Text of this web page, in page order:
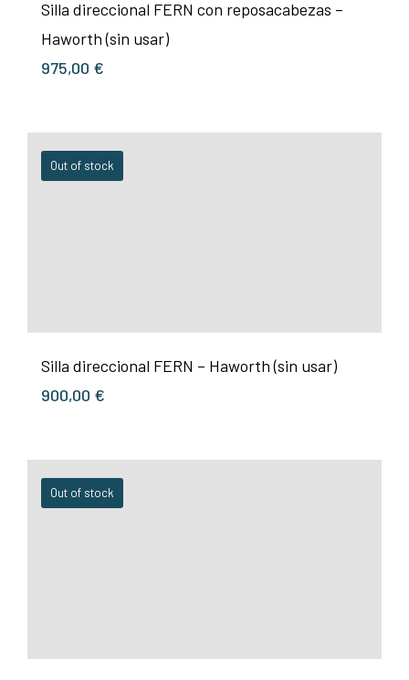
Silla direccional FERN con reposacabezas –
Haworth (sin usar)
975,00 €
Out of stock
Silla direccional FERN – Haworth (sin usar)
900,00 €
Out of stock